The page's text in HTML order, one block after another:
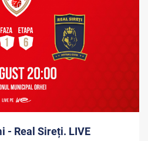
- Real Sireți. LIVE